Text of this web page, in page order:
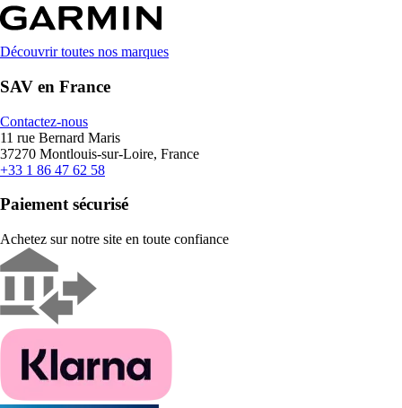
Découvrir toutes nos marques
SAV en France
Contactez-nous
11 rue Bernard Maris
37270 Montlouis-sur-Loire, France
+33 1 86 47 62 58
Paiement sécurisé
Achetez sur notre site en toute confiance